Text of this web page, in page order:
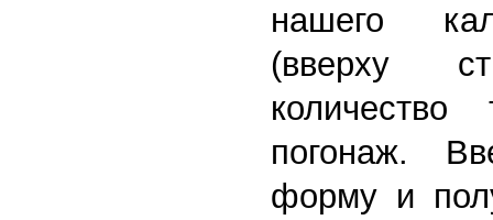
нашего
(вверху
количество
погонаж.
форму и